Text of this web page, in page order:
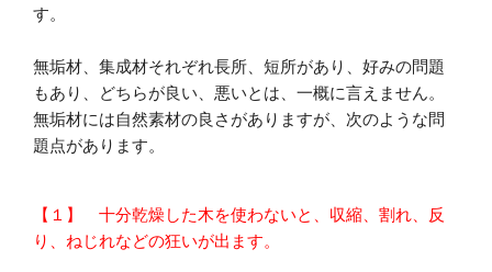
す。
無垢材、集成材それぞれ長所、短所があり、好みの問題
もあり、どちらが良い、悪いとは、一概に言えません。
無垢材には自然素材の良さがありますが、次のような問
題点があります。
【１】 十分乾燥した木を使わないと、収縮、割れ、反
り、ねじれなどの狂いが出ます。